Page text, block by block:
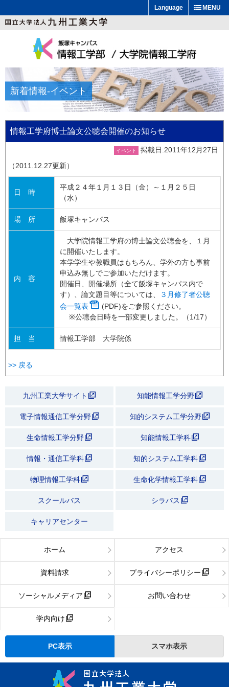
MENU
Language
新着情報-イベント
情報工学府博士論文公聴会開催のお知らせ
イベント
掲載日:2011年12月27日
（2011.12.27更新）
日 時
平成２４年１月１３日（金）～１月２５日
（水）
場 所 飯塚キャンパス
内 容
大学院情報工学府の博士論文公聴会を、１月
に開催いたします。
本学学生や教職員はもちろん、学外の方も事前
申込み無しでご参加いただけます。
開催日、開催場所（全て飯塚キャンパス内で
す）、論文題目等については、
３月修了者公聴
会一覧表
(PDF)をご参照ください。
※公聴会日時を一部変更しました。（1/17）
担 当 情報工学部 大学院係
>> 戻る
九州工業大学サイト 知能情報工学分野
電子情報通信工学分野 知的システム工学分野
生命情報工学分野 知能情報工学科
情報・通信工学科 知的システム工学科
物理情報工学科 生命化学情報工学科
スクールバス シラバス
キャリアセンター
ホーム アクセス
資料請求 プライバシーポリシー
ソーシャルメディア お問い合わせ
学内向け
PC表示 スマホ表示